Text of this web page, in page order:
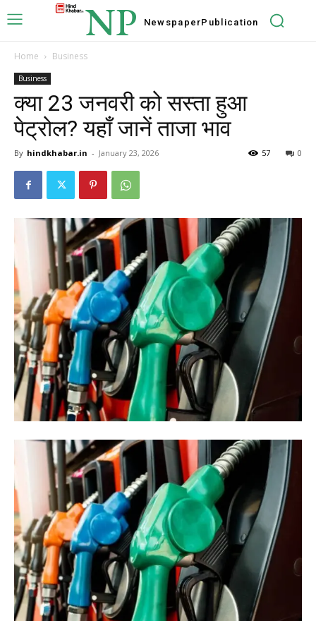
NP NewspaperPublication
Home Business
Business
क्या 23 जनवरी को सस्ता हुआ
पेट्रोल? यहाँ जानें ताजा भाव
By hindkhabar.in - January 23, 2026 0
57